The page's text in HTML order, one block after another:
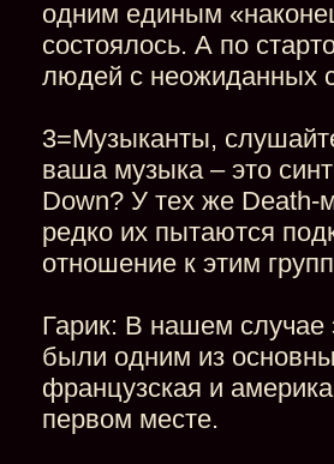
одним единым
состоялось. А по
людей с неожиданных
3=Музыканты,
ваша музыка – это
Down? У тех же Death-
редко их пытаются
отношение к этим
Гарик: В нашем случае
были одним из
французская и
первом месте.